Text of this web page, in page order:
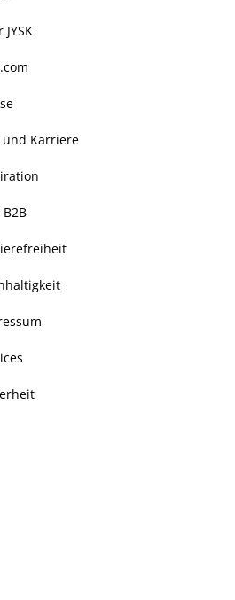
JYSK
und Karriere
B2B